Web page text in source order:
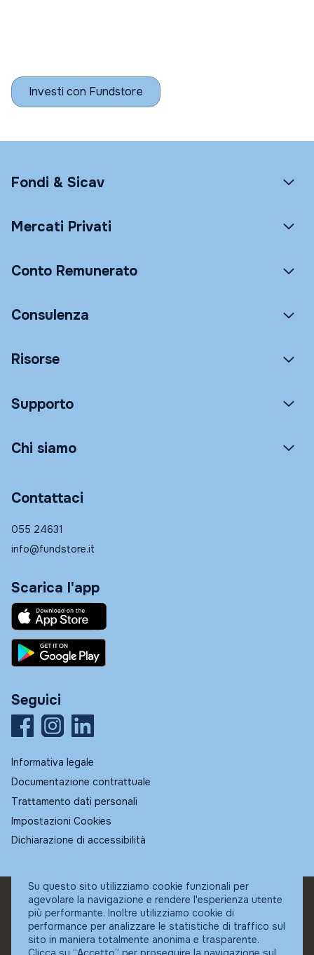
Investi con Fundstore
Fondi & Sicav
Mercati Privati
Conto Remunerato
Consulenza
Risorse
Supporto
Chi siamo
Contattaci
055 24631
info@fundstore.it
Scarica l'app
Seguici
Informativa legale
Documentazione contrattuale
Trattamento dati personali
Impostazioni Cookies
Dichiarazione di accessibilità
© Fundstore
Collocatore autorizzato:
Banca Ifigest SpA
P.Iva: 04337180485
Su questo sito utilizziamo cookie funzionali per
agevolare la navigazione e rendere l'esperienza utente
più performante. Inoltre utilizziamo cookie di
performance per analizzare le statistiche di traffico sul
sito in maniera totalmente anonima e trasparente.